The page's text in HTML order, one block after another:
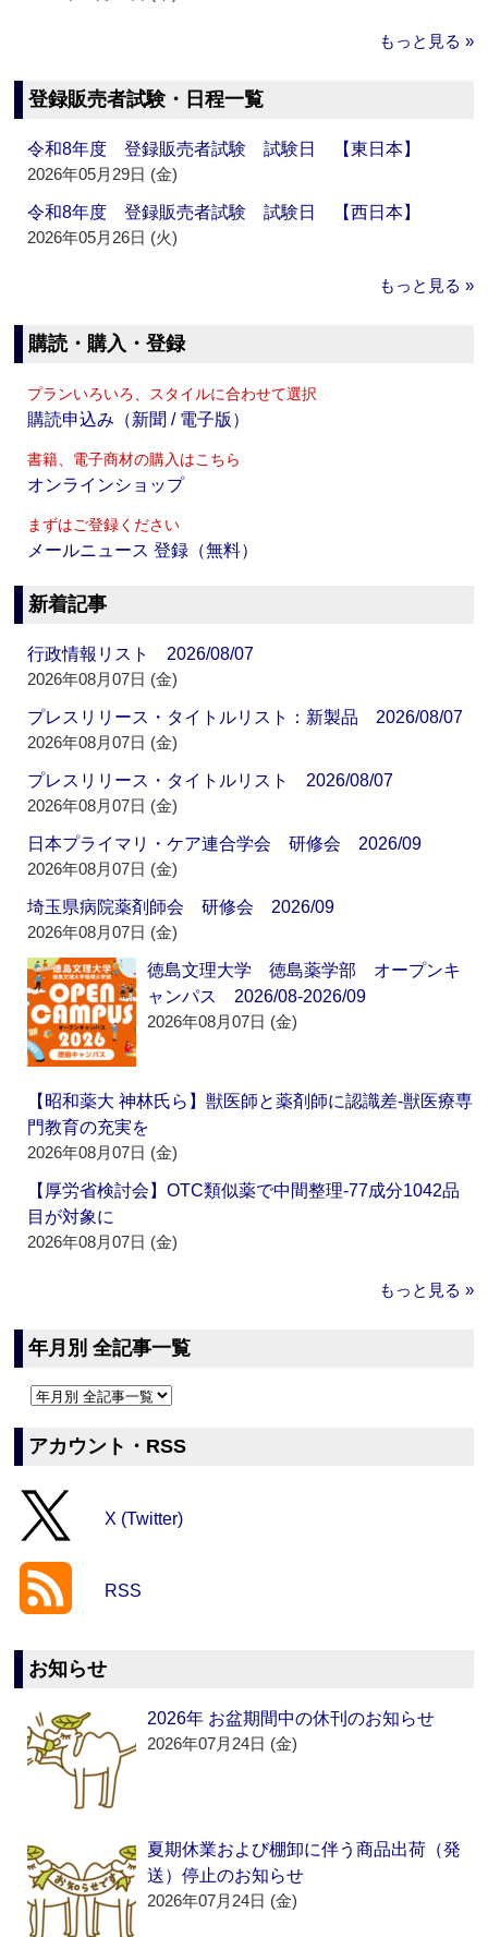
もっと見る »
登録販売者試験・日程一覧
令和8年度 登録販売者試験 試験日 【東日本】
2026年05月29日 (金)
令和8年度 登録販売者試験 試験日 【西日本】
2026年05月26日 (火)
もっと見る »
購読・購入・登録
プランいろいろ、スタイルに合わせて選択
購読申込み（新聞 / 電子版）
書籍、電子商材の購入はこちら
オンラインショップ
まずはご登録ください
メールニュース 登録（無料）
新着記事
行政情報リスト 2026/08/07
2026年08月07日 (金)
プレスリリース・タイトルリスト：新製品 2026/08/07
2026年08月07日 (金)
プレスリリース・タイトルリスト 2026/08/07
2026年08月07日 (金)
日本プライマリ・ケア連合学会 研修会 2026/09
2026年08月07日 (金)
埼玉県病院薬剤師会 研修会 2026/09
2026年08月07日 (金)
徳島文理大学 徳島薬学部 オープンキ
ャンパス 2026/08-2026/09
2026年08月07日 (金)
【昭和薬大 神林氏ら】獣医師と薬剤師に認識差‐獣医療専
門教育の充実を
2026年08月07日 (金)
【厚労省検討会】OTC類似薬で中間整理‐77成分1042品
目が対象に
2026年08月07日 (金)
もっと見る »
年月別 全記事一覧
アカウント・RSS
X (Twitter)
RSS
お知らせ
2026年 お盆期間中の休刊のお知らせ
2026年07月24日 (金)
夏期休業および棚卸に伴う商品出荷（発
送）停止のお知らせ
2026年07月24日 (金)